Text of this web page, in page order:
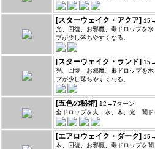
[スターウェイク・アクア]
光、回復、お邪魔、毒ドロップを
プが少し落ちやすくなる。
[スターウェイク・ランド]
光、回復、お邪魔、毒ドロップを
プが少し落ちやすくなる。
[五色の秘術] 12→7ターン
全ドロップを火、水、木、光、闇ド
[エアロウェイク・ダーク]
木、回復、お邪魔、毒ドロップを